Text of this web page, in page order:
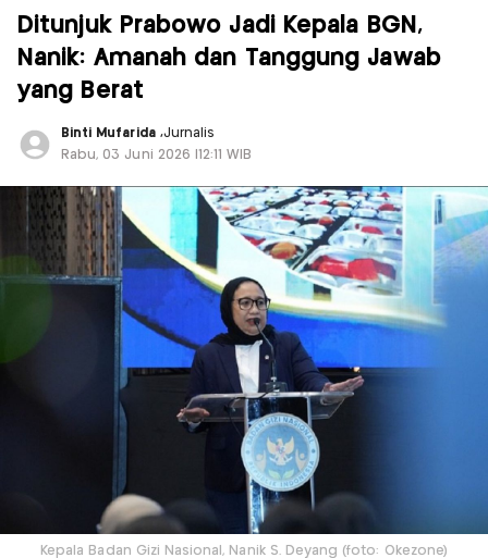
Ditunjuk Prabowo Jadi Kepala BGN,
Nanik: Amanah dan Tanggung Jawab
yang Berat
Binti Mufarida ,Jurnalis
Rabu, 03 Juni 2026 |12:11 WIB
Kepala Badan Gizi Nasional, Nanik S. Deyang (foto: Okezone)